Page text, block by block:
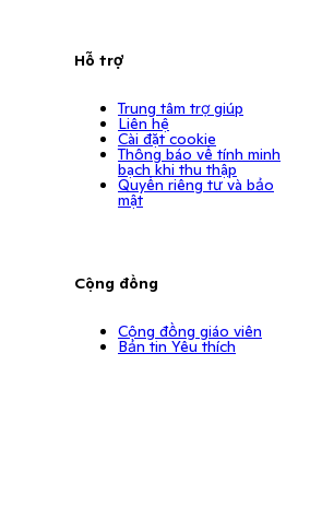
Hỗ trợ
Trung tâm trợ giúp
Liên hệ
Cài đặt cookie
Thông báo về tính minh
bạch khi thu thập
Quyền riêng tư và bảo
mật
Cộng đồng
Cộng đồng giáo viên
Bản tin Yêu thích